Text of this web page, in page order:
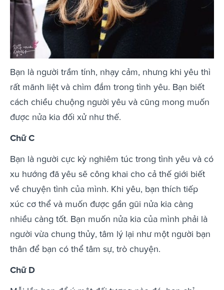
Bạn là người trầm tính, nhạy cảm, nhưng khi yêu thì
rất mãnh liệt và chìm đắm trong tình yêu. Bạn biết
cách chiều chuộng người yêu và cũng mong muốn
được nửa kia đối xử như thế.
Chữ C
Bạn là người cực kỳ nghiêm túc trong tình yêu và có
xu hướng đã yêu sẽ công khai cho cả thế giới biết
về chuyện tình của mình. Khi yêu, bạn thích tiếp
xúc cơ thể và muốn được gần gũi nửa kia càng
nhiều càng tốt. Bạn muốn nửa kia của mình phải là
người vừa chung thủy, tâm lý lại như một người bạn
thân để bạn có thể tâm sự, trò chuyện.
Chữ D